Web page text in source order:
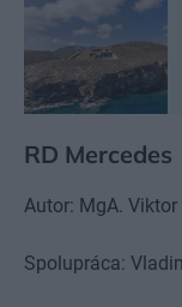
RD Mercedes
Autor: MgA. Viktor
Spolupráca: